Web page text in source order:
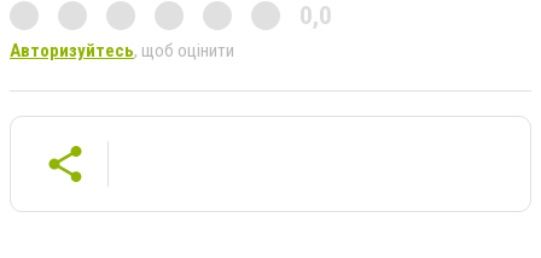
0,0
Авторизуйтесь, щоб оцінити